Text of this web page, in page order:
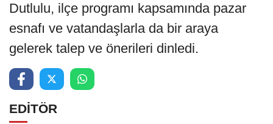
Dutlulu, ilçe programı kapsamında pazar
esnafı ve vatandaşlarla da bir araya
gelerek talep ve önerileri dinledi.
EDİTÖR